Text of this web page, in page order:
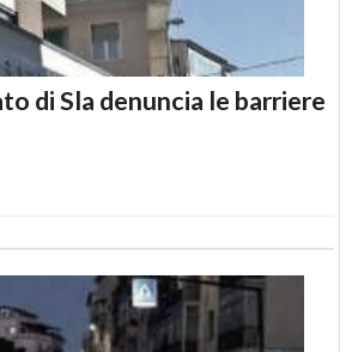
di Sla denuncia le barriere